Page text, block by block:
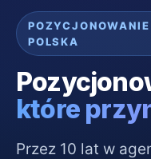
POLSKA
które
Przez 10 lat w